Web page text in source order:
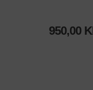
950,00